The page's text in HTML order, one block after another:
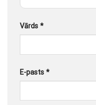
Vārds *
E-pasts *